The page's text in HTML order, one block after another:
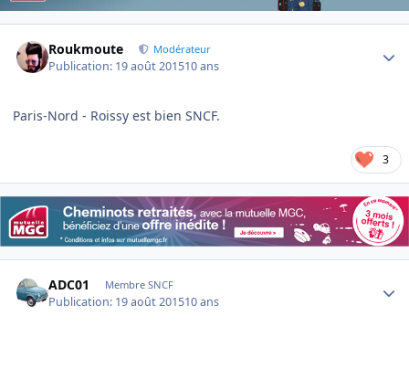
Roukmoute Modérateur
Publication: 19 août 201510 ans
Paris-Nord - Roissy est bien SNCF.
3
ADC01 Membre SNCF
Publication: 19 août 201510 ans